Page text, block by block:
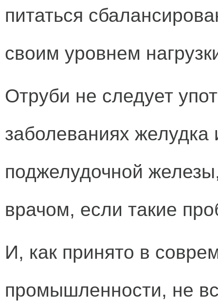
питаться
своим уровнем
Отруби не следует
заболеваниях желудка
поджелудочной
врачом, если такие
И, как принято в
промышленности, не